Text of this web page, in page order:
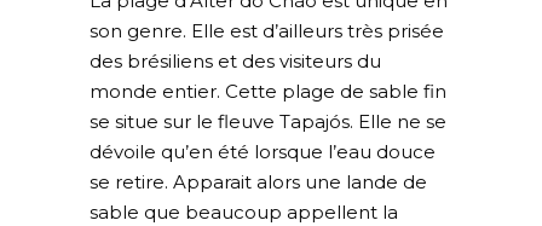
son genre. Elle est d’ailleurs très prisée
des brésiliens et des visiteurs du
monde entier. Cette plage de sable fin
se situe sur le fleuve Tapajós. Elle ne se
dévoile qu’en été lorsque l’eau douce
se retire. Apparait alors une lande de
sable que beaucoup appellent la